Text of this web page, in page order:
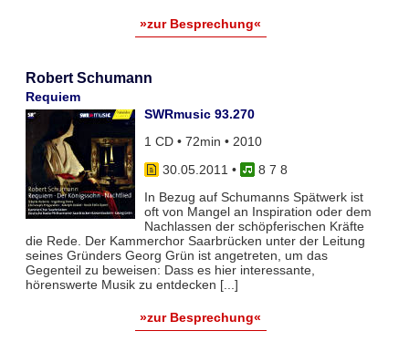
»zur Besprechung«
Robert Schumann
Requiem
SWRmusic 93.270
1 CD • 72min • 2010
30.05.2011 •
8 7 8
In Bezug auf Schumanns Spätwerk ist
oft von Mangel an Inspiration oder dem
Nachlassen der schöpferischen Kräfte
die Rede. Der Kammerchor Saarbrücken unter der Leitung
seines Gründers Georg Grün ist angetreten, um das
Gegenteil zu beweisen: Dass es hier interessante,
hörenswerte Musik zu entdecken [...]
»zur Besprechung«